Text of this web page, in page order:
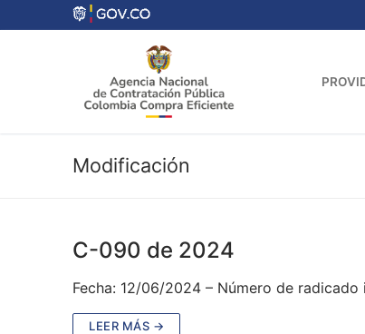
al
Modificación
C-090 de 2024
Fecha: 12/06/2024 – Número de
LEER MÁS →